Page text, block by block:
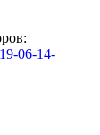
06-14-